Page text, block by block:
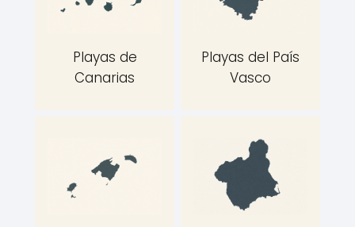
Playas de
Canarias
Playas del País
Vasco